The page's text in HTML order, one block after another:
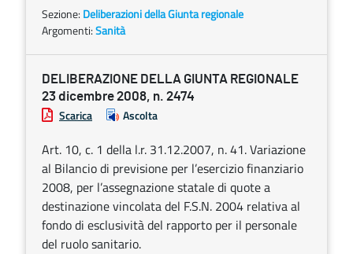
Sezione: Deliberazioni della Giunta regionale
Argomenti:Sanità
DELIBERAZIONE DELLA GIUNTA REGIONALE
23 dicembre 2008, n. 2474
Scarica Ascolta
Art. 10, c. 1 della l.r. 31.12.2007, n. 41. Variazione
al Bilancio di previsione per l’esercizio finanziario
2008, per l’assegnazione statale di quote a
destinazione vincolata del F.S.N. 2004 relativa al
fondo di esclusività del rapporto per il personale
del ruolo sanitario.